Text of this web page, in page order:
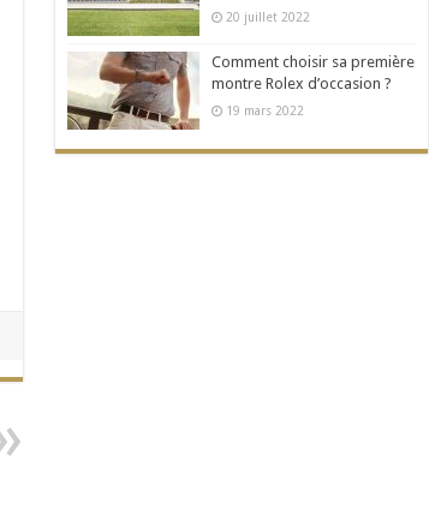
20 juillet 2022
Comment choisir sa première
montre Rolex d’occasion ?
19 mars 2022